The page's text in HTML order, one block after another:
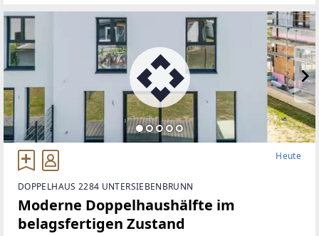
Heute
DOPPELHAUS 2284 UNTERSIEBENBRUNN
Moderne Doppelhaushälfte im
belagsfertigen Zustand